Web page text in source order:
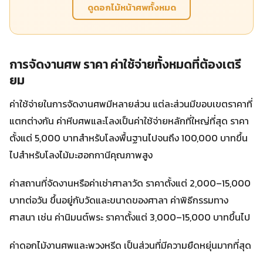
ดูดอกไม้หน้าศพทั้งหมด
การจัดงานศพ ราคา ค่าใช้จ่ายทั้งหมดที่ต้องเตรี
ยม
ค่าใช้จ่ายในการจัดงานศพมีหลายส่วน แต่ละส่วนมีขอบเขตราคาที่
แตกต่างกัน ค่าหีบศพและโลงเป็นค่าใช้จ่ายหลักที่ใหญ่ที่สุด ราคา
ตั้งแต่ 5,000 บาทสำหรับโลงพื้นฐานไปจนถึง 100,000 บาทขึ้น
ไปสำหรับโลงไม้มะฮอกกานีคุณภาพสูง
ค่าสถานที่จัดงานหรือค่าเช่าศาลาวัด ราคาตั้งแต่ 2,000–15,000
บาทต่อวัน ขึ้นอยู่กับวัดและขนาดของศาลา ค่าพิธีกรรมทาง
ศาสนา เช่น ค่านิมนต์พระ ราคาตั้งแต่ 3,000–15,000 บาทขึ้นไป
ค่าดอกไม้งานศพและพวงหรีด เป็นส่วนที่มีความยืดหยุ่นมากที่สุด